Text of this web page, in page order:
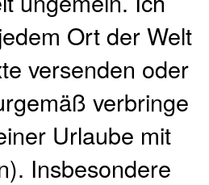
Ort der Welt
versenden oder
verbringe
Urlaube mit
Insbesondere